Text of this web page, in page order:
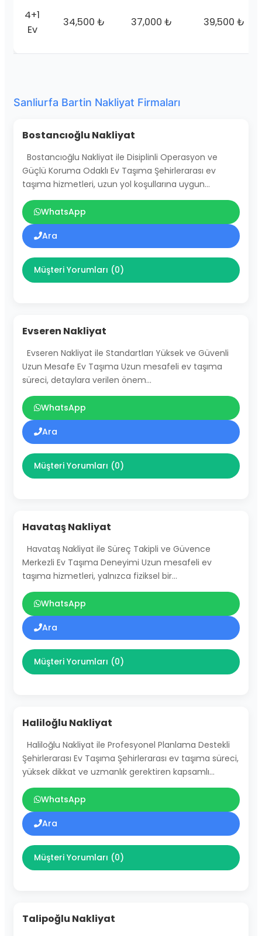
4+1
Ev
34,500 ₺ 37,000 ₺ 39,500 ₺
Sanliurfa Bartin Nakliyat Firmaları
Bostancıoğlu Nakliyat
Bostancıoğlu Nakliyat ile Disiplinli Operasyon ve
Güçlü Koruma Odaklı Ev Taşıma Şehirlerarası ev
taşıma hizmetleri, uzun yol koşullarına uygun…
WhatsApp
Ara
Müşteri Yorumları (0)
Evseren Nakliyat
Evseren Nakliyat ile Standartları Yüksek ve Güvenli
Uzun Mesafe Ev Taşıma Uzun mesafeli ev taşıma
süreci, detaylara verilen önem…
WhatsApp
Ara
Müşteri Yorumları (0)
Havataş Nakliyat
Havataş Nakliyat ile Süreç Takipli ve Güvence
Merkezli Ev Taşıma Deneyimi Uzun mesafeli ev
taşıma hizmetleri, yalnızca fiziksel bir…
WhatsApp
Ara
Müşteri Yorumları (0)
Haliloğlu Nakliyat
Haliloğlu Nakliyat ile Profesyonel Planlama Destekli
Şehirlerarası Ev Taşıma Şehirlerarası ev taşıma süreci,
yüksek dikkat ve uzmanlık gerektiren kapsamlı…
WhatsApp
Ara
Müşteri Yorumları (0)
Talipoğlu Nakliyat